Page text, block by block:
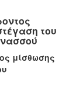
του
μίσθωσης